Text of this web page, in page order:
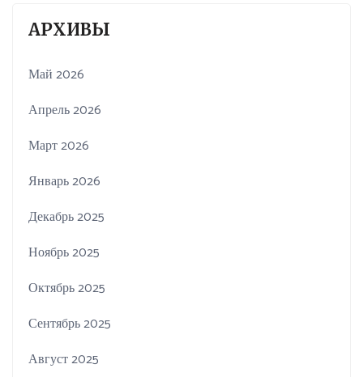
АРХИВЫ
Май 2026
Апрель 2026
Март 2026
Январь 2026
Декабрь 2025
Ноябрь 2025
Октябрь 2025
Сентябрь 2025
Август 2025